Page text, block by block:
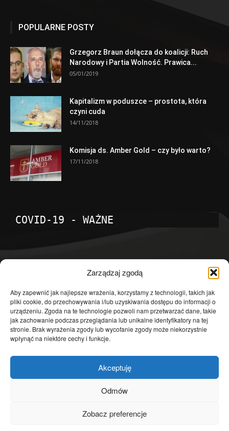
Zarządzaj zgodą
Aby zapewnić jak najlepsze wrażenia, korzystamy z technologii, takich jak
pliki cookie, do przechowywania i/lub uzyskiwania dostępu do informacji o
urządzeniu. Zgoda na te technologie pozwoli nam przetwarzać dane, takie
jak zachowanie podczas przeglądania lub unikalne identyfikatory na tej
stronie. Brak wyrażenia zgody lub wycofanie zgody może niekorzystnie
wpłynąć na niektóre cechy i funkcje.
Akceptuję
Odmów
Zobacz preferencje
POPULARNE POSTY
Grzegorz Braun dołącza do koalicji: Ruch
Narodowy i Partia Wolność. Prawica...
05/01/2019
Kapitalizm w poduszce – prostota, która
czyni cuda
14/11/2018
Komisja ds. Amber Gold – czy było warto?
17/11/2018
COVID-19 - WAŻNE
Temat dnia
4601
Publicystyka
4363
Polityka
3639
Polska
Społeczeństwo
2823